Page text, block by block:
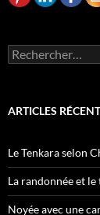
Rechercher :
ARTICLES
Le Tenkara selon
La randonnée et
Noyée avec une